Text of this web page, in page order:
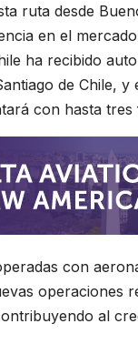
ruta desde
en el
ha recibido
de Chile,
con hasta
con
operaciones
al